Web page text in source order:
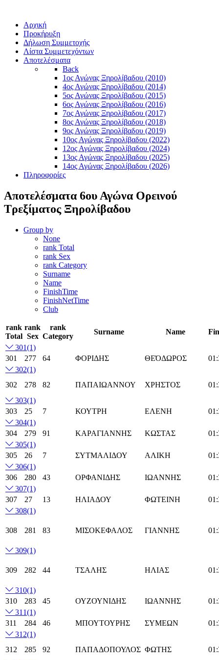
Αρχική
Προκήρυξη
Δήλωση Συμμετοχής
Λίστα Συμμετεχόντων
Αποτελέσματα
Back
1ος Αγώνας Ξηρολίβαδου (2010)
4ος Αγώνας Ξηρολίβαδου (2014)
5ος Αγώνας Ξηρολίβαδου (2015)
6ος Αγώνας Ξηρολίβαδου (2016)
7ος Αγώνας Ξηρολίβαδου (2017)
8ος Αγώνας Ξηρολίβαδου (2018)
9ος Αγώνας Ξηρολίβαδου (2019)
10ος Αγώνας Ξηρολίβαδου (2022)
12ος Αγώνας Ξηρολίβαδου (2024)
13ος Αγώνας Ξηρολίβαδου (2025)
14ος Αγώνας Ξηρολίβαδου (2026)
Πληροφορίες
Αποτελέσματα 6ου Αγώνα Ορεινού
Τρεξίματος Ξηρολίβαδου
Group by
None
rank Total
rank Sex
rank Category
Surname
Name
FinishTime
FinishNetTime
Club
rank
Total
rank
Sex
rank
Category
Surname Name
301(1)
301
277 64 ΦΟΡΙΔΗΣ ΘΕΌΔΩΡΟΣ
302(1)
302
278 82 ΠΑΠΑΙΩΑΝΝΟΥ ΧΡΗΣΤΟΣ
303(1)
303
25 7 ΚΟΥΤΡΗ ΕΛΕΝΗ
304(1)
304
279 91 ΚΑΡΑΓΙΑΝΝΗΣ ΚΩΣΤΑΣ
305(1)
305
26 7 ΣΥΤΜΑΛΙΔΟΥ ΑΛΙΚΗ
306(1)
306
280 43 ΟΡΦΑΝΙΔΗΣ ΙΩΑΝΝΗΣ
307(1)
307
27 13 ΗΛΙΑΔΟΥ ΦΩΤΕΙΝΗ
308(1)
308 281 83 ΜΙΣΟΚΕΦΑΛΟΣ ΓΙΑΝΝΗΣ
309(1)
309 282 44 ΤΣΑΛΗΣ ΗΛΙΑΣ
310(1)
310
283 45 ΟΥΖΟΥΝΙΔΗΣ ΙΩΑΝΝΗΣ
311(1)
311
284 46 ΜΠΟΥΤΟΥΡΗΣ ΣΥΜΕΩΝ
312(1)
312
285 92 ΠΑΠΑΔΟΠΟΥΛΟΣ ΦΩΤΗΣ